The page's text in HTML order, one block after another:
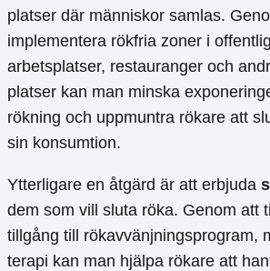
platser där människor samlas.
implementera rökfria zoner i
arbetsplatser, restauranger och
platser kan man minska
rökning och uppmuntra rökare att
sin konsumtion.
Ytterligare en åtgärd är att erbjuda
dem som vill sluta röka. Genom att
tillgång till rökavvänjningsprogram,
terapi kan man hjälpa rökare att